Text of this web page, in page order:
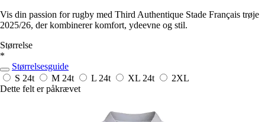
Vis din passion for rugby med Third Authentique Stade Français trøje
2025/26, der kombinerer komfort, ydeevne og stil.
Størrelse
*
Størrelsesguide
S 24t M 24t L 24t XL 24t
2XL
Dette felt er påkrævet